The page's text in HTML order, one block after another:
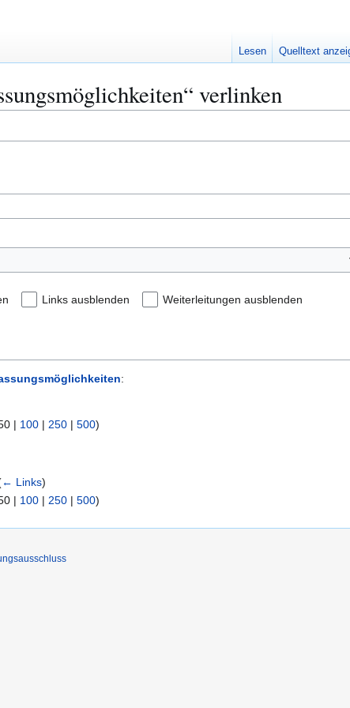
verlinken
Links ausblenden Weiterleitungen ausblenden
:
| 100 | 250 | 500)
← Links)
| 100 | 250 | 500)
Lesen Quelltext